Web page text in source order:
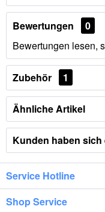
Bewertungen
0
Bewertungen lesen,
Zubehör 1
Ähnliche Artikel
Kunden haben
Service Hotline
Shop Service